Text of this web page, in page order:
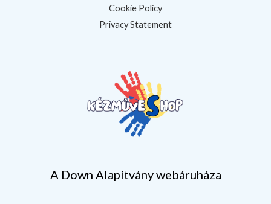
Cookie Policy
Privacy Statement
A Down Alapítvány webáruháza